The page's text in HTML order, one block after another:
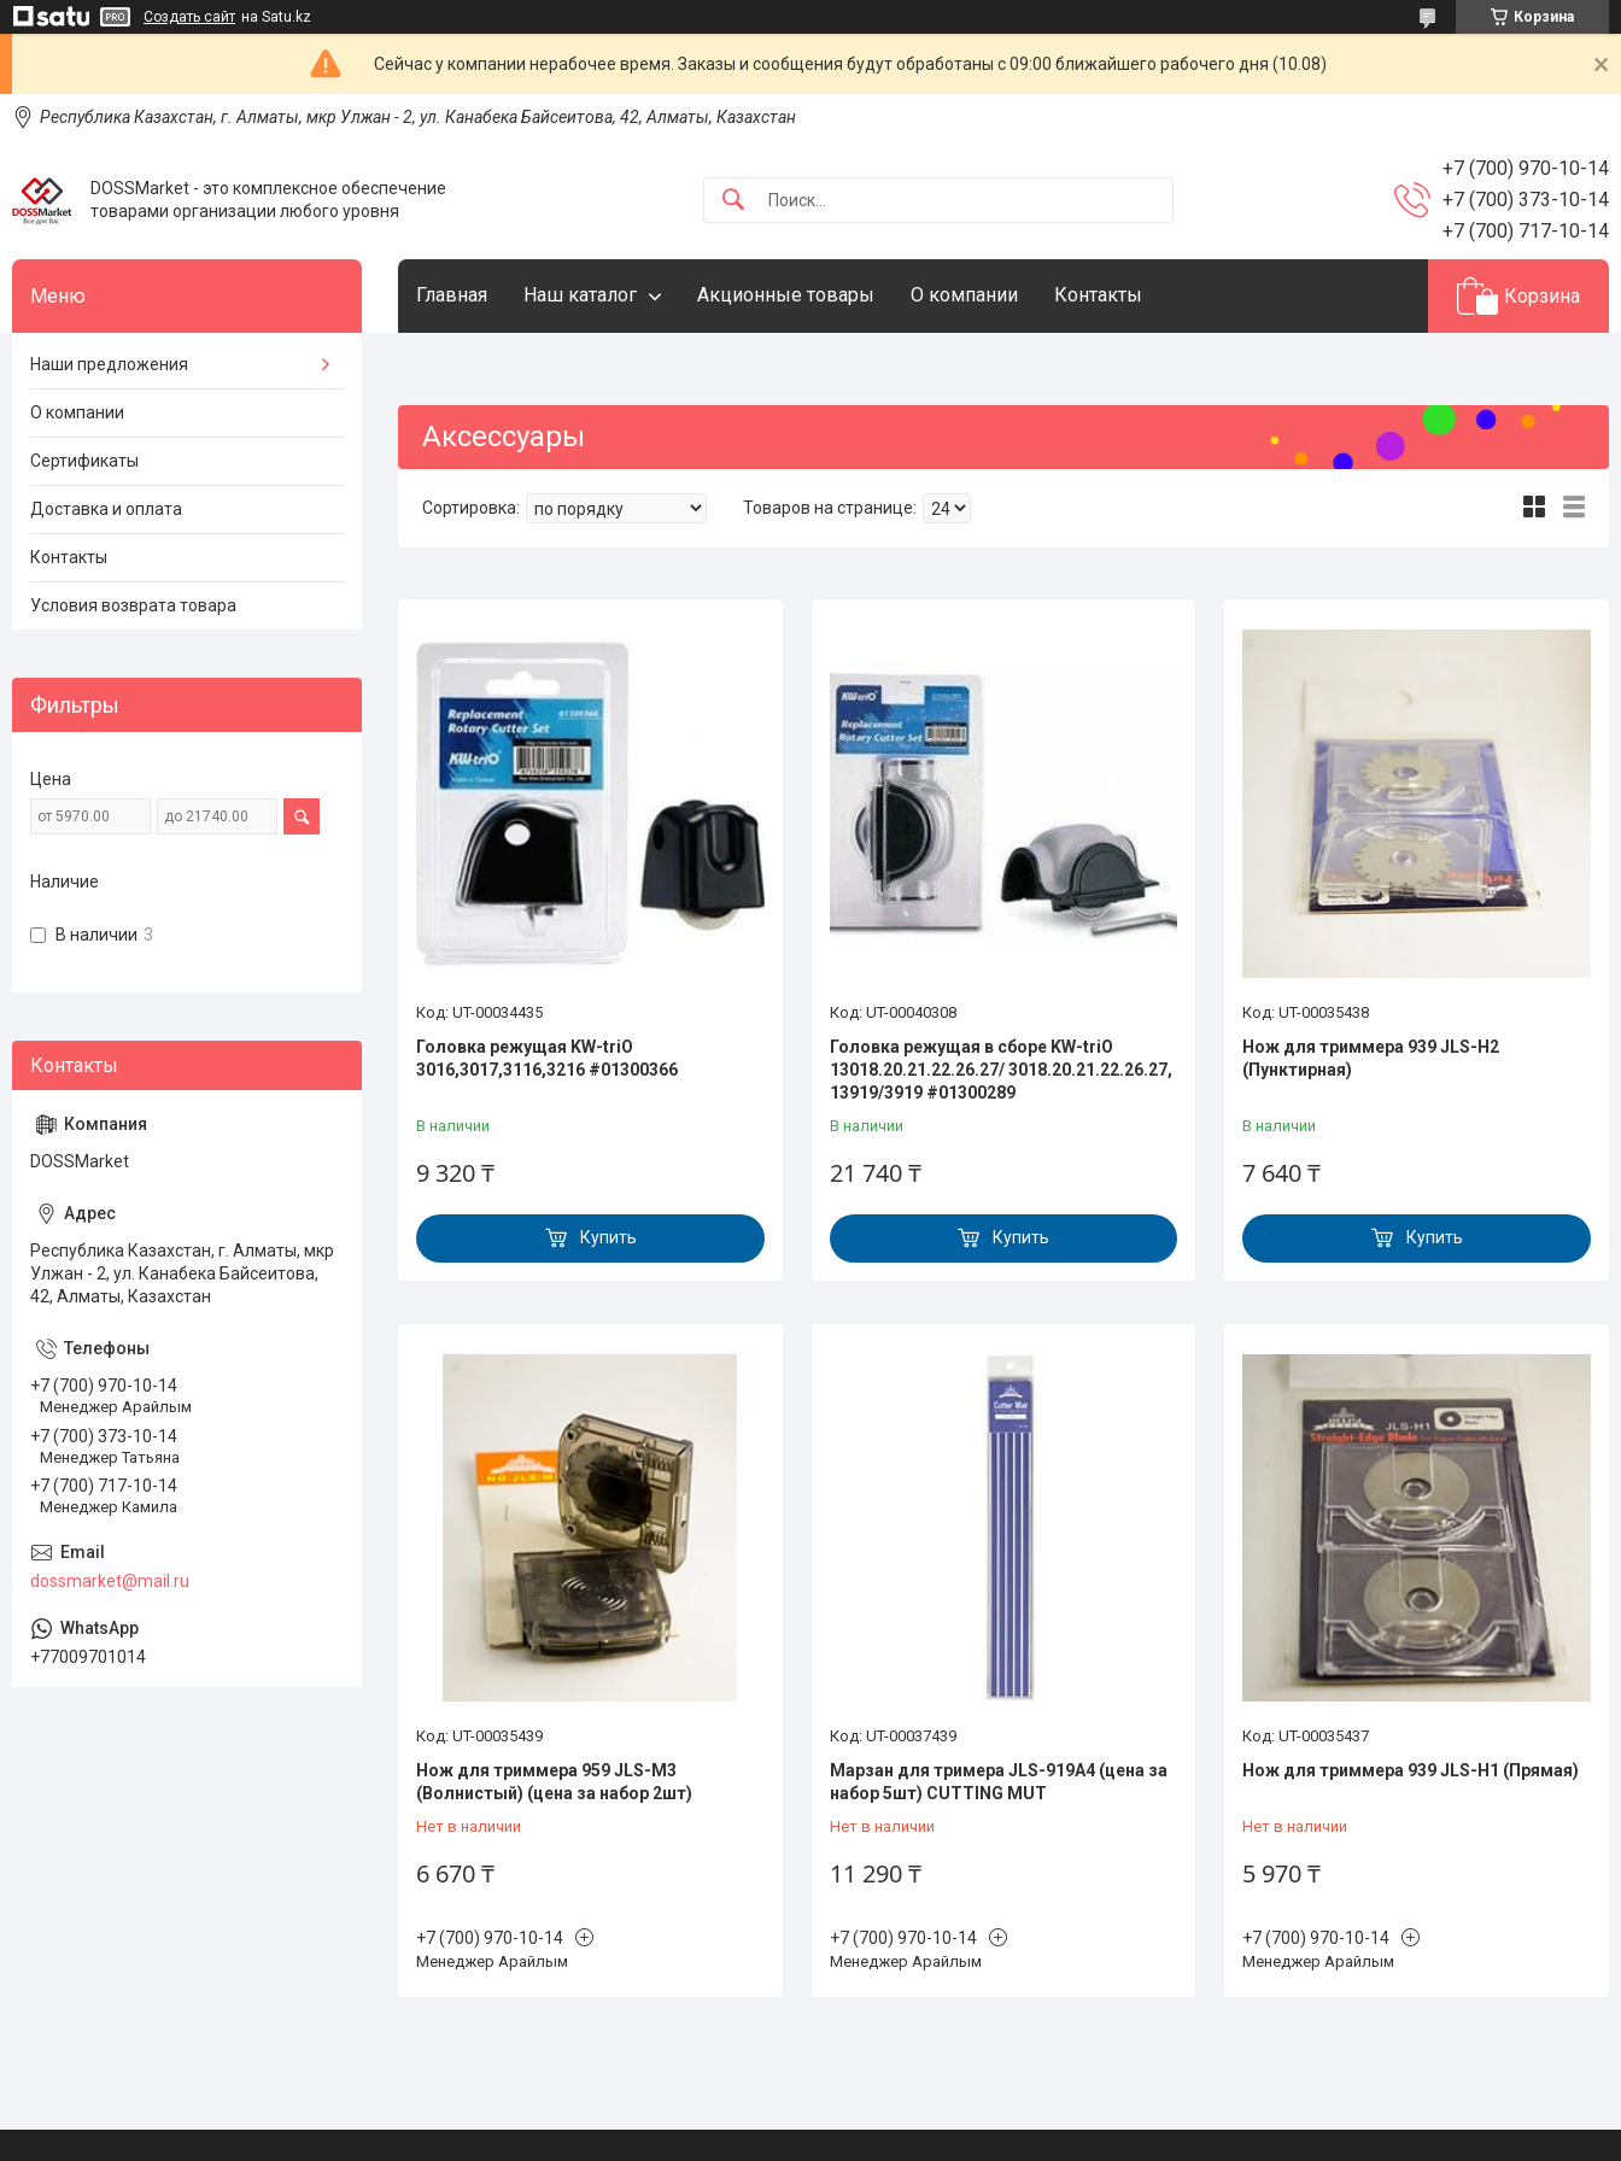
Создать сайт на Satu.kz Корзина
Сейчас у компании нерабочее время. Заказы и сообщения будут обработаны с 09:00 ближайшего рабочего дня (10.08)
Республика Казахстан, г. Алматы, мкр Улжан - 2, ул. Канабека Байсеитова, 42, Алматы, Казахстан
DOSSMarket - это комплексное обеспечение
товарами организации любого уровня
+7 (700) 970-10-14
+7 (700) 373-10-14
+7 (700) 717-10-14
Главная Наш каталог Акционные товары О компании Контакты Корзина
Аксессуары
UT-00034435
Головка режущая KW-triO
3016,3017,3116,3216 #01300366
В наличии
9 320 ₸
Купить
UT-00040308
Головка режущая в сборе KW-triO
13018.20.21.22.26.27/ 3018.20.21.22.26.27,
13919/3919 #01300289
В наличии
21 740 ₸
Купить
UT-00035438
Нож для триммера 939 JLS-H2
(Пунктирная)
В наличии
7 640 ₸
Купить
UT-00035439
Нож для триммера 959 JLS-М3
(Волнистый) (цена за набор 2шт)
Нет в наличии
6 670 ₸
+7 (700) 970-10-14
Менеджер Арайлым
UT-00037439
Марзан для тримера JLS-919A4 (цена за
набор 5шт) CUTTING MUT
Нет в наличии
11 290 ₸
+7 (700) 970-10-14
Менеджер Арайлым
UT-00035437
Нож для триммера 939 JLS-H1 (Прямая)
Нет в наличии
5 970 ₸
+7 (700) 970-10-14
Менеджер Арайлым
Наши предложения
О компании
Сертификаты
Доставка и оплата
Контакты
Условия возврата товара
Фильтры
Цена
Наличие
В наличии 3
DOSSMarket
Республика Казахстан, г. Алматы, мкр
Улжан - 2, ул. Канабека Байсеитова,
42, Алматы, Казахстан
+7 (700) 970-10-14
Менеджер Арайлым
+7 (700) 373-10-14
Менеджер Татьяна
+7 (700) 717-10-14
Менеджер Камила
dossmarket@mail.ru
+77009701014